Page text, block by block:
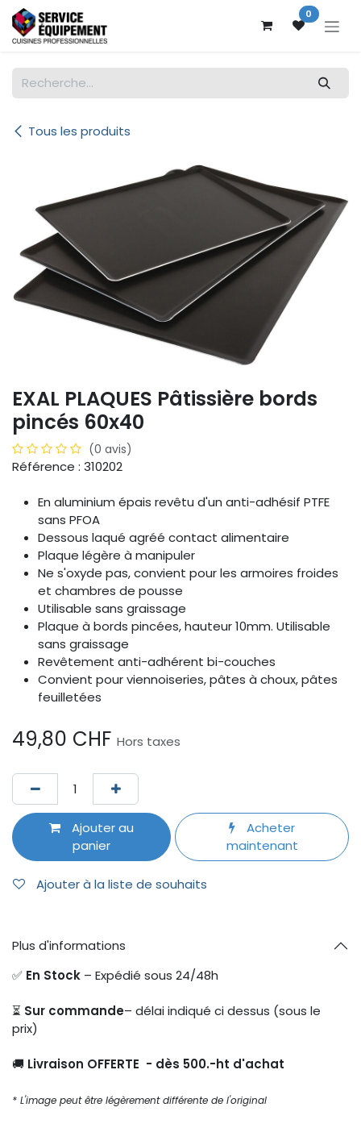
Se rendre au contenu 0
Tous les produits
EXAL PLAQUES Pâtissière bords
pincés 60x40
(0 avis)
Référence : 310202
En aluminium épais revêtu d'un anti-adhésif PTFE
sans PFOA
Dessous laqué agréé contact alimentaire
Plaque légère à manipuler
Ne s'oxyde pas, convient pour les armoires froides
et chambres de pousse
Utilisable sans graissage
Plaque à bords pincées, hauteur 10mm. Utilisable
sans graissage
Revêtement anti-adhérent bi-couches
Convient pour viennoiseries, pâtes à choux, pâtes
feuilletées
49,80 CHF Hors taxes
Ajouter au
panier
Acheter
maintenant
Ajouter à la liste de souhaits
Plus d'informations
✅ En Stock – Expédié sous 24/48h
⏳ Sur commande– délai indiqué ci dessus (sous le
prix)
🚚 Livraison OFFERTE - dès 500.-ht d'achat
* L'image peut être légèrement différente de l'original